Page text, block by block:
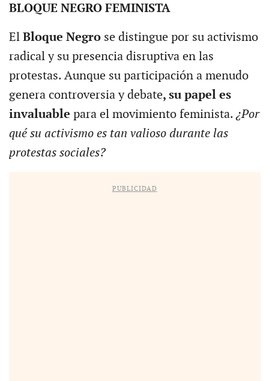
BLOQUE NEGRO FEMINISTA
ElBloque Negrose distingue por su activismo
radical y su presencia disruptiva en las
protestas. Aunque su participación a menudo
genera controversia y debate, su papel es
invaluable para el movimiento feminista. ¿Por
qué su activismo es tan valioso durante las
protestas sociales?
PUBLICIDAD